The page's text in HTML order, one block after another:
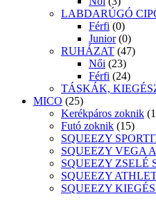
LABDARÚGÓ
Férfi (0)
Junior (0)
RUHÁZAT (47)
Női (23)
Férfi (24)
TÁSKÁK,
MICO (25)
Kerékpáros zoknik
Futó zoknik (15)
SQUEEZY
SQUEEZY VEGA
SQUEEZY ZSELÉ
SQUEEZY
SQUEEZY